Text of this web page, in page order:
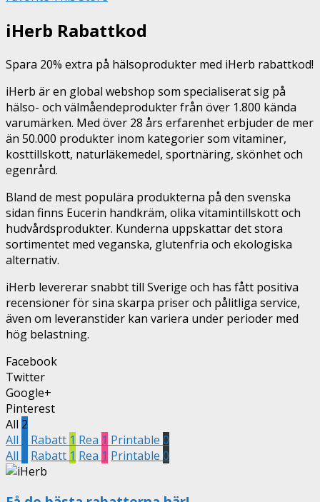
iHerb Rabattkod
Spara 20% extra på hälsoprodukter med iHerb rabattkod!
iHerb är en global webshop som specialiserat sig på
hälso- och välmåendeprodukter från över 1.800 kända
varumärken. Med över 28 års erfarenhet erbjuder de mer
än 50.000 produkter inom kategorier som vitaminer,
kosttillskott, naturläkemedel, sportnäring, skönhet och
egenrård.
Bland de mest populära produkterna på den svenska
sidan finns Eucerin handkräm, olika vitamintillskott och
hudvårdsprodukter. Kunderna uppskattar det stora
sortimentet med veganska, glutenfria och ekologiska
alternativ.
iHerb levererar snabbt till Sverige och has fått positiva
recensioner för sina skarpa priser och pålitliga service,
även om leveranstider kan variera under perioder med
hög belastning.
Facebook
Twitter
Google+
Pinterest
All 2
All
Rabatt 1 Rea 1 Printable 0
All
Rabatt 1 Rea 1 Printable 0